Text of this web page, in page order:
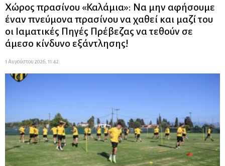
Χώρος πρασίνου «Καλάμια»: Να μην αφήσουμε
έναν πνεύμονα πρασίνου να χαθεί και μαζί του
οι Ιαματικές Πηγές Πρέβεζας να τεθούν σε
άμεσο κίνδυνο εξάντλησης!
1 Αυγούστου 2026, 11:42